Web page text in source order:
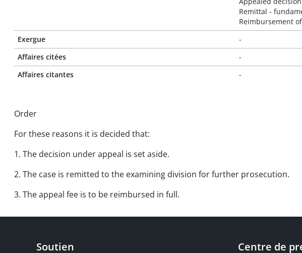
Remittal -
Reimbursement
Exergue
-
Affaires citées
-
Affaires citantes
-
Order
For these reasons it is decided that:
1. The decision under appeal is set aside.
2. The case is remitted to the examining division for further prosecution.
3. The appeal fee is to be reimbursed in full.
Soutien
Centre de